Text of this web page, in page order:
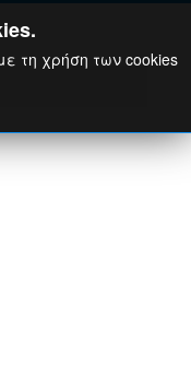
τη χρήση των cookies